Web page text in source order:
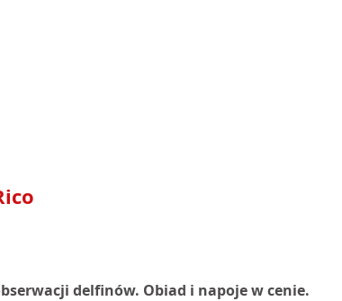
delfinów. Obiad i napoje w cenie.